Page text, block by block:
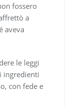
fossero
a
aveva
le leggi
ingredienti
con fede e